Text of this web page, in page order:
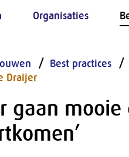
Organisaties
Best practices
Draijer
gaan